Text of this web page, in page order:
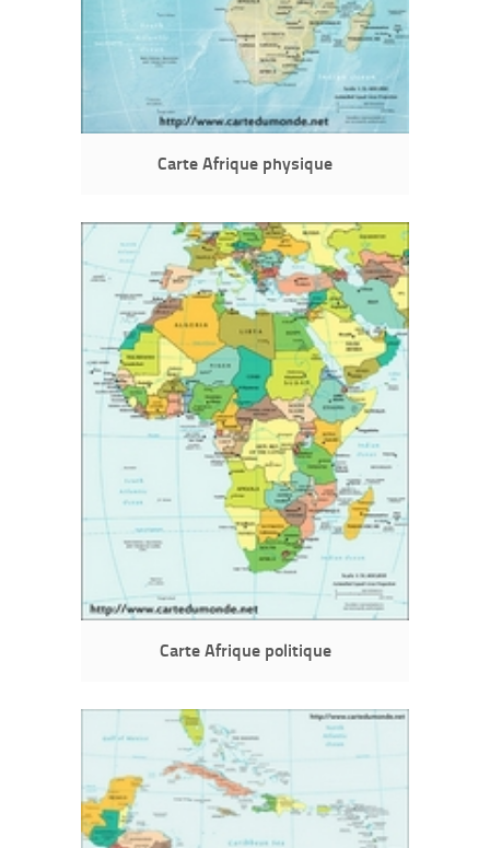
Carte Afrique physique
Carte Afrique politique